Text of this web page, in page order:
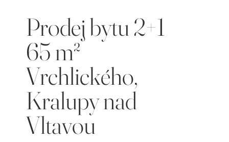
Prodej bytu 2+1
65 m²
Vrchlického,
Kralupy nad
Vltavou